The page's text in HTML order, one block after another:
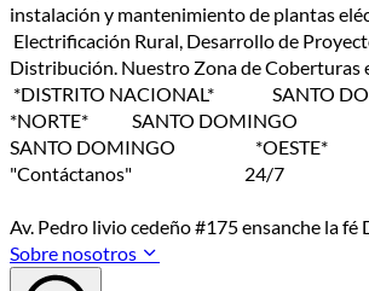
instalación y mantenimiento de plantas
Electrificación Rural, Desarrollo de
Distribución. Nuestro Zona de
*DISTRITO NACIONAL*
*NORTE* SANTO
SANTO DOMINGO
"Contáctanos"
Av. Pedro livio cedeño #175 ensanche la fé
Sobre nosotros